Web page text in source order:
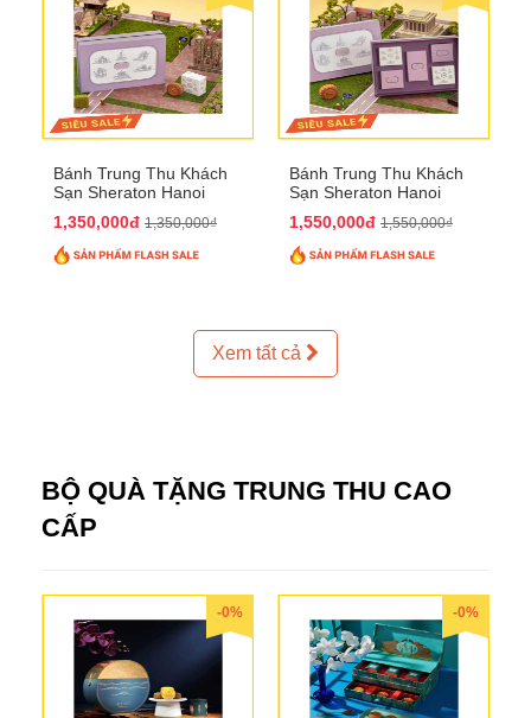
Bánh Trung Thu Khách
Sạn Sheraton Hanoi
1,350,000đ 1,350,000₫
Bánh Trung Thu Khách
Sạn Sheraton Hanoi
1,550,000đ 1,550,000₫
Xem tất cả
BỘ QUÀ TẶNG TRUNG THU CAO
CẤP
-0% -0%